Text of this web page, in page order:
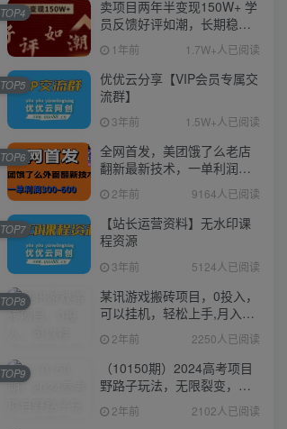
卖项目两年半变现150W+ 学
员反馈好评如潮，长期稳定
变现，可以一直干到老！
1年前 1.7W+人已阅读
TOP4
优优云分享【VIP会员专属交
流群】
3年前 1.5W+人已阅读
TOP5
全网首发，美团饿了么老店
翻新最新技术，一单利润
300-600
2年前 9164人已阅读
TOP6
【站长运营资料】无水印课
程资源
3年前 5124人已阅读
TOP7
某讯游戏搬砖项目，0投入，
可以挂机，轻松上手,月入
3000+上不封顶
2年前 2250人已阅读
TOP8
（10150期）2024高考项目
野路子玩法，无限裂变，最
高一天1W＋！
2年前 2102人已阅读
TOP9